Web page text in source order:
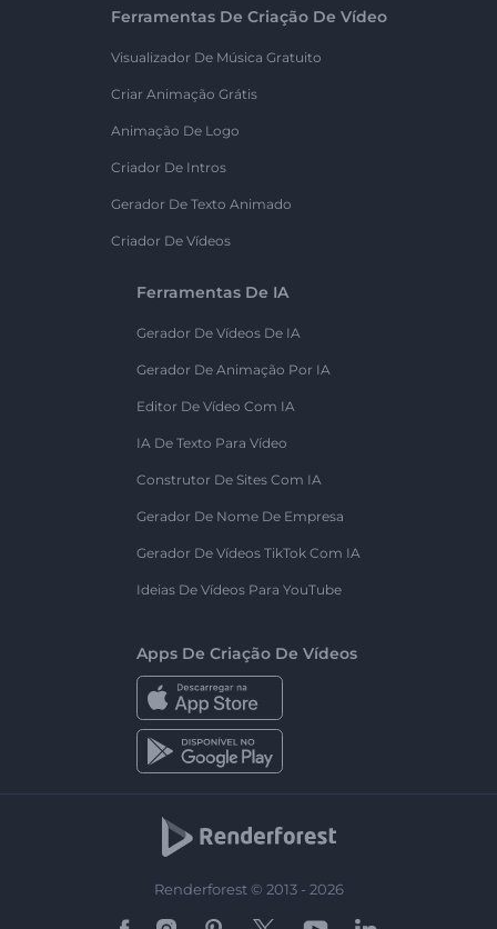
Ferramentas De Criação De Vídeo
Visualizador De Música Gratuito
Criar Animação Grátis
Animação De Logo
Criador De Intros
Gerador De Texto Animado
Criador De Vídeos
Ferramentas De IA
Gerador De Vídeos De IA
Gerador De Animação Por IA
Editor De Vídeo Com IA
IA De Texto Para Vídeo
Construtor De Sites Com IA
Gerador De Nome De Empresa
Gerador De Vídeos TikTok Com IA
Ideias De Vídeos Para YouTube
Apps De Criação De Vídeos
Renderforest © 2013 - 2026